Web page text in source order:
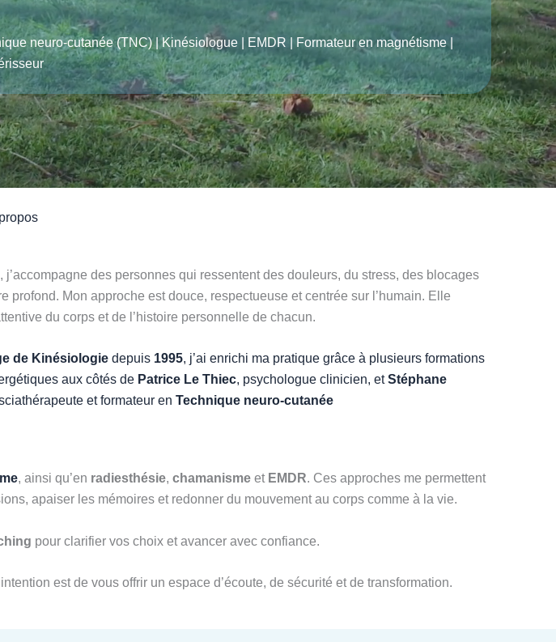
neuro-cutanée (TNC) | Kinésiologue | EMDR | Formateur en magnétisme |
j’accompagne des personnes qui ressentent des douleurs, du stress, des blocages
profond. Mon approche est douce, respectueuse et centrée sur l’humain. Elle
du corps et de l’histoire personnelle de chacun.
de Kinésiologiedepuis 1995, j’ai enrichi ma pratique grâce à plusieurs formations
aux côtés de Patrice Le Thiec, psychologue clinicien, etStéphane
et formateur en Technique neuro-cutanée
, ainsi qu’en radiesthésie, chamanisme et EMDR. Ces approches me permettent
apaiser les mémoires et redonner du mouvement au corps comme à la vie.
pour clarifier vos choix et avancer avec confiance.
est de vous offrir un espace d’écoute, de sécurité et de transformation.